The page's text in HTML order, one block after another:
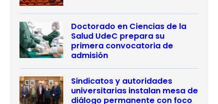
Doctorado en Ciencias de la
Salud UdeC prepara su
primera convocatoria de
admisión
Sindicatos y autoridades
universitarias instalan mesa de
diálogo permanente con foco